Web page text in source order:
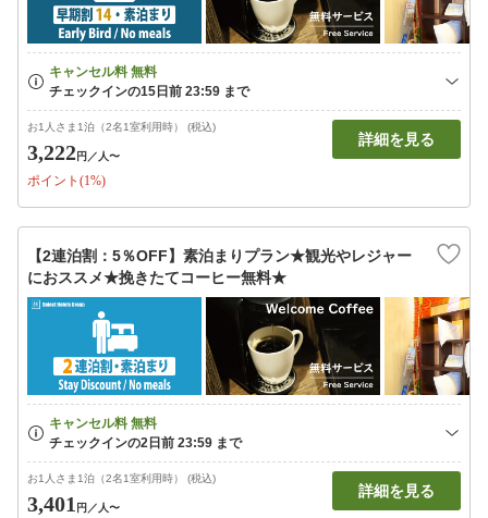
お1人さま1泊（2名1室利用時） (税込)
3,222円 ／人〜
ポイント(1%)
詳細を見る
【2連泊割：5％OFF】素泊まりプラン★観光やレジャー
におススメ★挽きたてコーヒー無料★
お1人さま1泊（2名1室利用時） (税込)
3,401 円 ／人〜
詳細を見る